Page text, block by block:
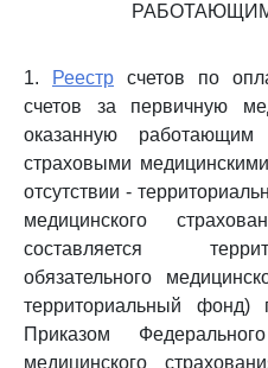
1. Реестр счетов по
счетов за первичную
оказанную
страховыми
отсутствии -
медицинского
составляется
обязательного
территориальный
Приказом
медицинского